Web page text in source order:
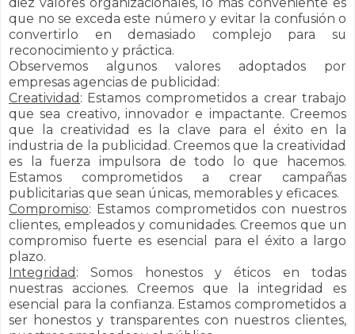
que no se exceda este número y evitar la confusión o
convertirlo en demasiado complejo para su
reconocimiento y práctica.
Observemos algunos valores adoptados por
empresas agencias de publicidad:
Creatividad : Estamos comprometidos a crear trabajo
que sea creativo, innovador e impactante. Creemos
que la creatividad es la clave para el éxito en la
industria de la publicidad. Creemos que la creatividad
es la fuerza impulsora de todo lo que hacemos.
Estamos comprometidos a crear campañas
publicitarias que sean únicas, memorables y eficaces.
Compromiso: Estamos comprometidos con nuestros
clientes, empleados y comunidades. Creemos que un
compromiso fuerte es esencial para el éxito a largo
plazo.
Integridad : Somos honestos y éticos en todas
nuestras acciones. Creemos que la integridad es
esencial para la confianza. Estamos comprometidos a
ser honestos y transparentes con nuestros clientes,